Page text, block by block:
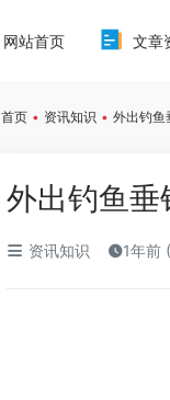
网站首页 文章
首页 • 资讯知识 • 外出钓鱼
外出钓鱼垂
资讯知识 1年前